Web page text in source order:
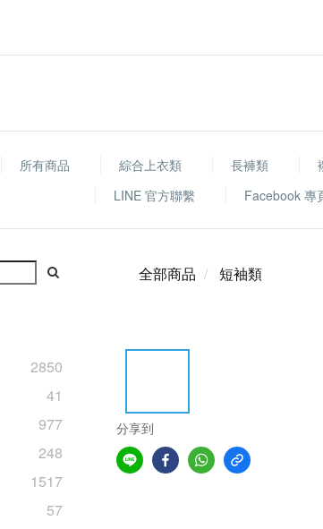
所有商品 綜合上衣類 長褲類
LINE 官方聯繫
Facebook 專
2850
41
977
248
1517
57
全部商品 短袖類
分享到